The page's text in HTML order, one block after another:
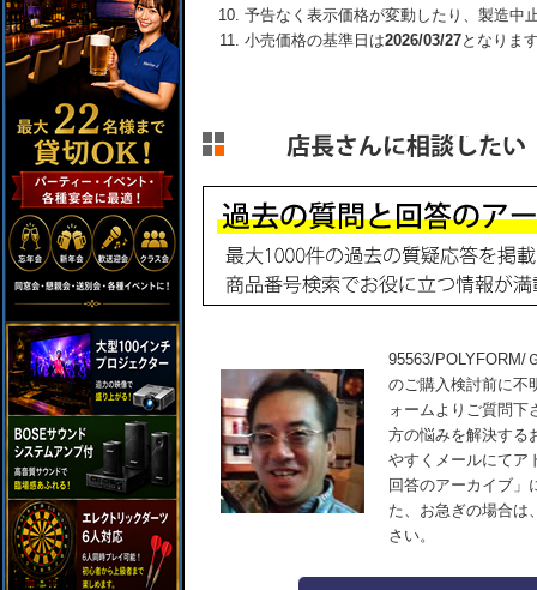
予告なく表示価格が変動したり、製造中
小売価格の基準日は2026/03/27となりま
95563/POLYFORM/
のご購入検討前に不
ォームよりご質問下
方の悩みを解決する
やすくメールにてア
回答のアーカイブ」
た、お急ぎの場合は
さい。